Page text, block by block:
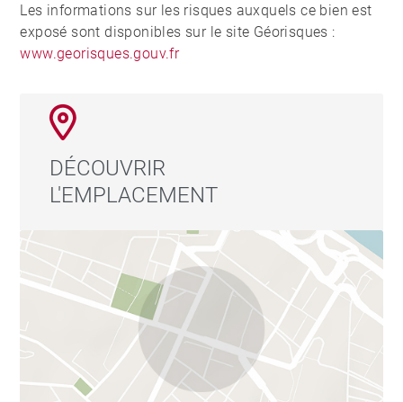
Les informations sur les risques auxquels ce bien est
exposé sont disponibles sur le site Géorisques :
www.georisques.gouv.fr
DÉCOUVRIR
L'EMPLACEMENT